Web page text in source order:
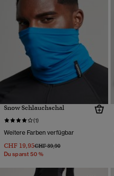
Snow Schlauchschal
(1)
Weitere Farben verfügbar
CHF 19,95Preis wurde reduziert von
CHF 39,90bis
Du sparst 50 %